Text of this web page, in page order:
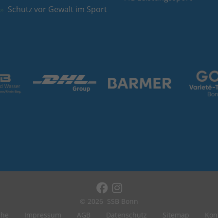
Schutz vor Gewalt im Sport
© 2026 SSB Bonn
Impressum AGB Datenschutz Sitemap